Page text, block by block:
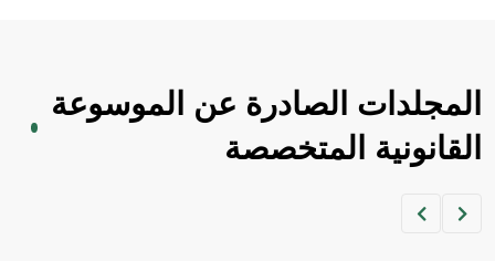
المجلدات الصادرة عن الموسوعة
القانونية المتخصصة